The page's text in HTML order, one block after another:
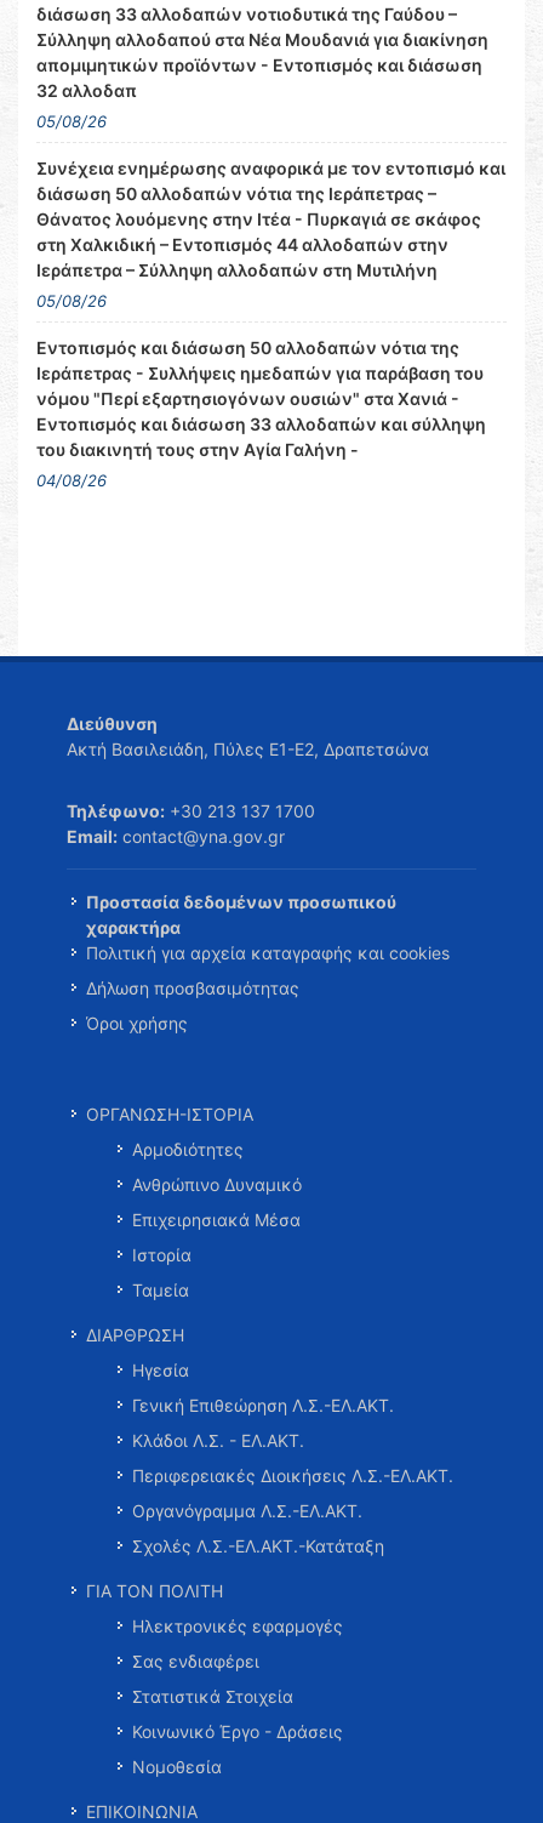
διάσωση 33 αλλοδαπών νοτιοδυτικά της Γαύδου –
Σύλληψη αλλοδαπού στα Νέα Μουδανιά για διακίνηση
απομιμητικών προϊόντων - Εντοπισμός και διάσωση
32 αλλοδαπ
05/08/26
Συνέχεια ενημέρωσης αναφορικά με τον εντοπισμό και
διάσωση 50 αλλοδαπών νότια της Ιεράπετρας –
Θάνατος λουόμενης στην Ιτέα - Πυρκαγιά σε σκάφος
στη Χαλκιδική – Εντοπισμός 44 αλλοδαπών στην
Ιεράπετρα – Σύλληψη αλλοδαπών στη Μυτιλήνη
05/08/26
Εντοπισμός και διάσωση 50 αλλοδαπών νότια της
Ιεράπετρας - Συλλήψεις ημεδαπών για παράβαση του
νόμου "Περί εξαρτησιογόνων ουσιών" στα Χανιά -
Εντοπισμός και διάσωση 33 αλλοδαπών και σύλληψη
του διακινητή τους στην Αγία Γαλήνη -
04/08/26
Διεύθυνση
Ακτή Βασιλειάδη, Πύλες Ε1-Ε2, Δραπετσώνα
Τηλέφωνο: +30 213 137 1700
Email: contact@yna.gov.gr
Προστασία δεδομένων προσωπικού
χαρακτήρα
Πολιτική για αρχεία καταγραφής και cookies
Δήλωση προσβασιμότητας
Όροι χρήσης
ΟΡΓΑΝΩΣΗ-ΙΣΤΟΡΙΑ
Αρμοδιότητες
Ανθρώπινο Δυναμικό
Επιχειρησιακά Μέσα
Ιστορία
Ταμεία
ΔΙΑΡΘΡΩΣΗ
Ηγεσία
Γενική Επιθεώρηση Λ.Σ.-ΕΛ.ΑΚΤ.
Κλάδοι Λ.Σ. - ΕΛ.ΑΚΤ.
Περιφερειακές Διοικήσεις Λ.Σ.-ΕΛ.ΑΚΤ.
Οργανόγραμμα Λ.Σ.-ΕΛ.ΑΚΤ.
Σχολές Λ.Σ.-ΕΛ.ΑΚΤ.-Κατάταξη
ΓΙΑ ΤΟΝ ΠΟΛΙΤΗ
Ηλεκτρονικές εφαρμογές
Σας ενδιαφέρει
Στατιστικά Στοιχεία
Κοινωνικό Έργο - Δράσεις
Νομοθεσία
ΕΠΙΚΟΙΝΩΝΙΑ